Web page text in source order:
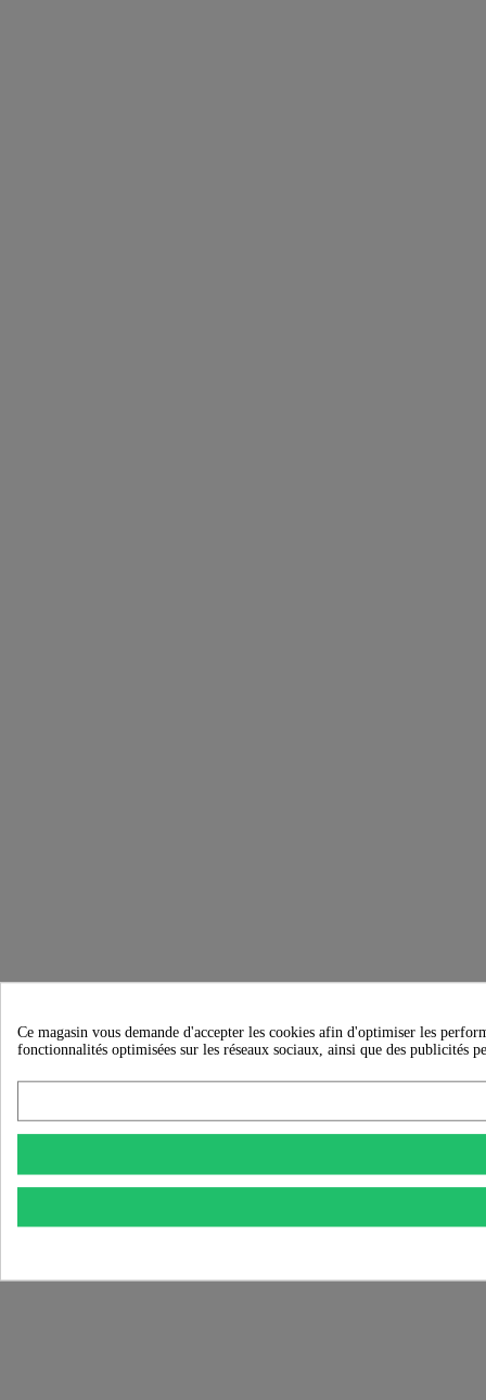
Ce magasin vous demande d'accepter les cookies afin d'optimiser les
fonctionnalités optimisées sur les réseaux sociaux, ainsi que des publicités